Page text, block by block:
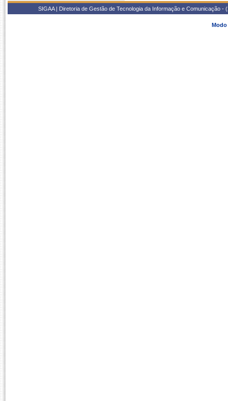
SIGAA | Diretoria de Gestão de Tecnologia da Informação e
Modo